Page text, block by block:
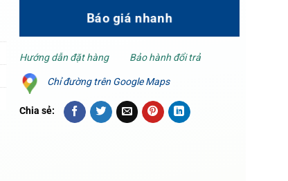
Báo giá nhanh
Hướng dẫn đặt hàng Bảo hành đổi trả
Chỉ đường trên Google Maps
Chia sẻ: